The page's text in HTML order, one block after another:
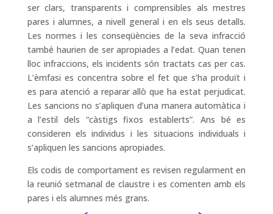
ser clars, transparents i comprensibles als mestres
pares i alumnes, a nivell general i en els seus detalls.
Les normes i les conseqüències de la seva infracció
també haurien de ser apropiades a l’edat. Quan tenen
lloc infraccions, els incidents són tractats cas per cas.
L’èmfasi es concentra sobre el fet que s’ha produït i
es para atenció a reparar allò que ha estat perjudicat.
Les sancions no s’apliquen d’una manera automàtica i
a l’estil dels “càstigs fixos establerts”. Ans bé es
consideren els individus i les situacions individuals i
s’apliquen les sancions apropiades.
Els codis de comportament es revisen regularment en
la reunió setmanal de claustre i es comenten amb els
pares i els alumnes més grans.